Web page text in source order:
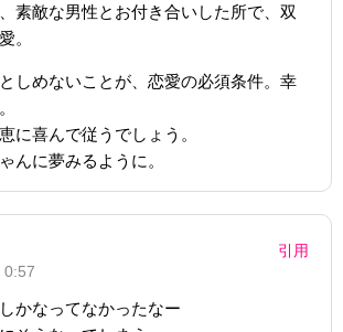
素敵な男性とお付き合いした所で、双
。
しめないことが、恋愛の必須条件。幸
に喜んで従うでしょう。
んに夢みるように。
0:57
引用
かなってなかったなー